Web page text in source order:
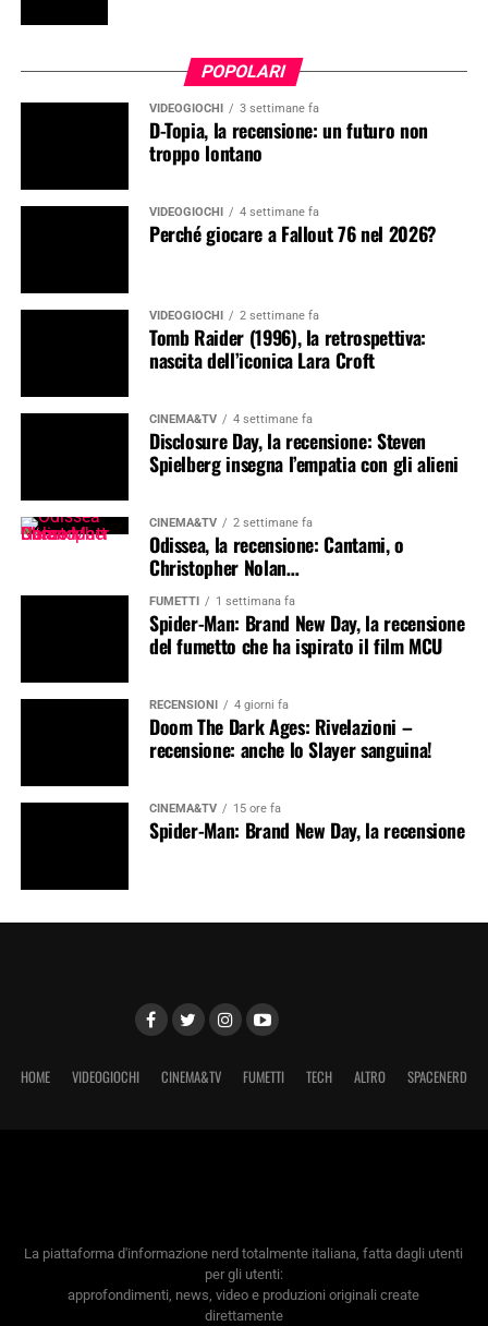
POPOLARI
VIDEOGIOCHI 3 settimane fa
D-Topia, la recensione: un futuro non
troppo lontano
VIDEOGIOCHI 4 settimane fa
Perché giocare a Fallout 76 nel 2026?
VIDEOGIOCHI 2 settimane fa
Tomb Raider (1996), la retrospettiva:
nascita dell’iconica Lara Croft
CINEMA&TV 4 settimane fa
Disclosure Day, la recensione: Steven
Spielberg insegna l’empatia con gli alieni
CINEMA&TV 2 settimane fa
Odissea, la recensione: Cantami, o
Christopher Nolan…
FUMETTI 1 settimana fa
Spider-Man: Brand New Day, la recensione
del fumetto che ha ispirato il film MCU
RECENSIONI 4 giorni fa
Doom The Dark Ages: Rivelazioni –
recensione: anche lo Slayer sanguina!
CINEMA&TV 15 ore fa
Spider-Man: Brand New Day, la recensione
HOME VIDEOGIOCHI CINEMA&TV FUMETTI TECH ALTRO SPACENERD
La piattaforma d'informazione nerd totalmente italiana, fatta dagli utenti
per gli utenti:
approfondimenti, news, video e produzioni originali create
direttamente